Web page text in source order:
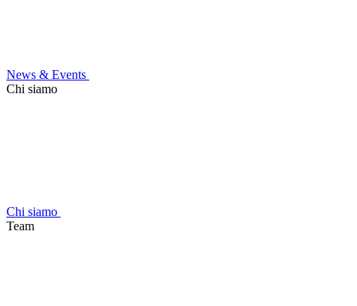
News & Events
Chi siamo
Chi siamo
Team